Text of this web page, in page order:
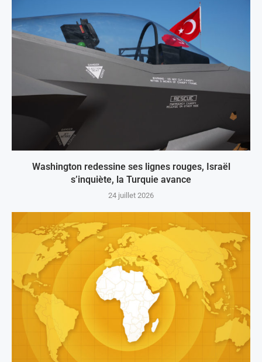
Washington redessine ses lignes rouges, Israël
s’inquiète, la Turquie avance
24 juillet 2026